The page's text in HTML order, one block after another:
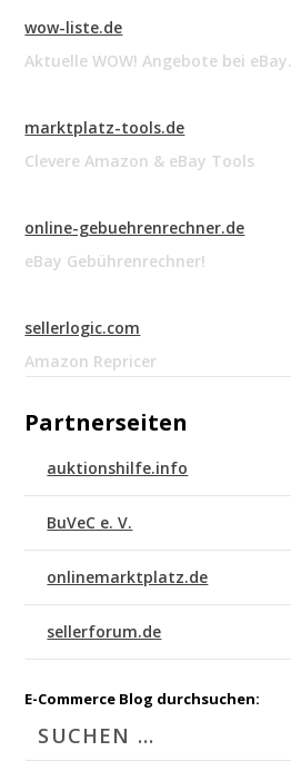
wow-liste.de
Aktuelle WOW! Angebote bei eBay.
marktplatz-tools.de
Clevere Amazon & eBay Tools
online-gebuehrenrechner.de
eBay Gebührenrechner!
sellerlogic.com
Amazon Repricer
Partnerseiten
auktionshilfe.info
BuVeC e. V.
onlinemarktplatz.de
sellerforum.de
E-Commerce Blog durchsuchen: